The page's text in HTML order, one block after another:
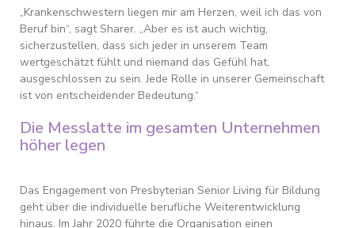
„Krankenschwestern liegen mir am Herzen, weil ich das von
Beruf bin“, sagt Sharer. „Aber es ist auch wichtig,
sicherzustellen, dass sich jeder in unserem Team
wertgeschätzt fühlt und niemand das Gefühl hat,
ausgeschlossen zu sein. Jede Rolle in unserer Gemeinschaft
ist von entscheidender Bedeutung.“
Die Messlatte im gesamten Unternehmen
höher legen
Das Engagement von Presbyterian Senior Living für Bildung
geht über die individuelle berufliche Weiterentwicklung
hinaus. Im Jahr 2020 führte die Organisation einen